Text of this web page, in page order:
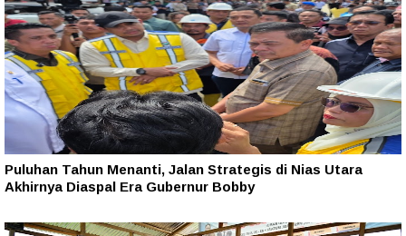
Puluhan Tahun Menanti, Jalan Strategis di Nias Utara
Akhirnya Diaspal Era Gubernur Bobby